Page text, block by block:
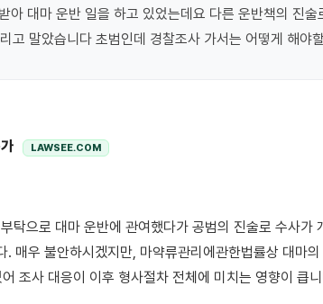
아 대마 운반 일을 하고 있었는데요 다른 운반책의 진술
고 말았습니다 초범인데 경찰조사 가서는 어떻게 해야
LAWSEE.COM
. 매우 불안하시겠지만, 마약류관리에관한법률상 대마
조사 대응이 이후 형사절차 전체에 미치는 영향이 큽